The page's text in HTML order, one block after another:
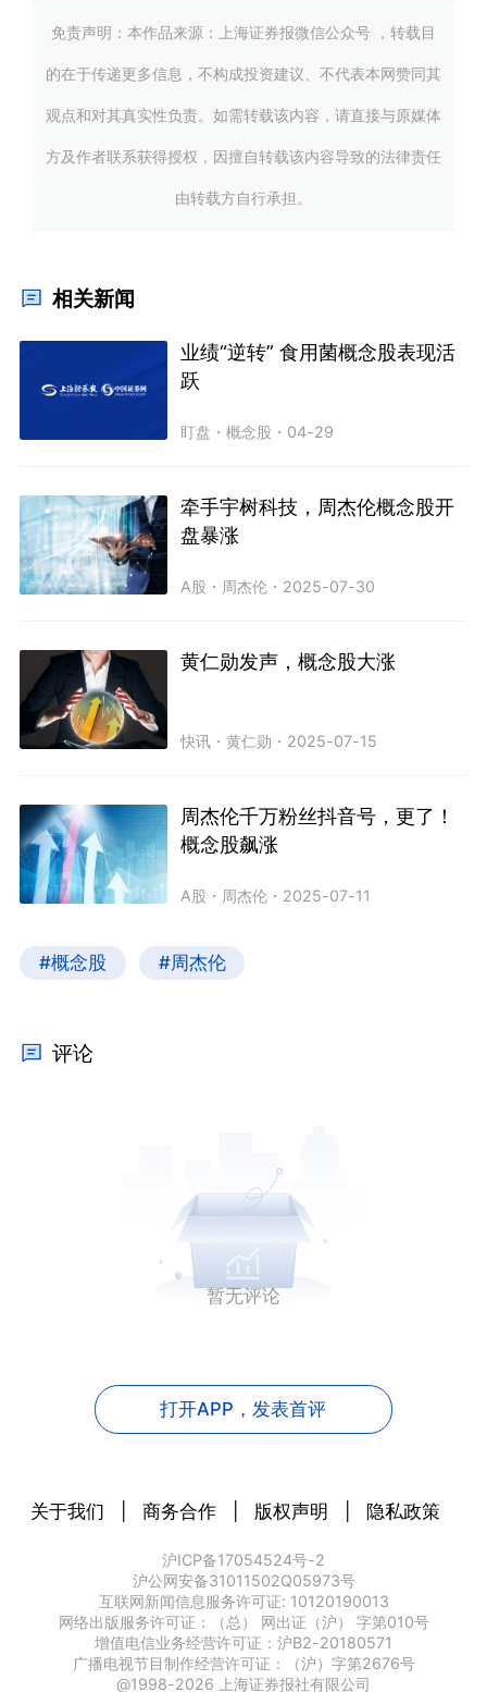
免责声明：本作品来源：上海证券报微信公众号 ，转载目
的在于传递更多信息，不构成投资建议、不代表本网赞同其
观点和对其真实性负责。如需转载该内容，请直接与原媒体
方及作者联系获得授权，因擅自转载该内容导致的法律责任
由转载方自行承担。
相关新闻
业绩“逆转” 食用菌概念股表现活
跃
盯盘 ・概念股 ・ 04-29
牵手宇树科技，周杰伦概念股开
盘暴涨
A股 ・ 周杰伦 ・ 2025-07-30
黄仁勋发声，概念股大涨
快讯 ・黄仁勋 ・ 2025-07-15
周杰伦千万粉丝抖音号，更了！
概念股飙涨
A股 ・ 周杰伦 ・ 2025-07-11
#概念股 #周杰伦
评论
暂无评论
打开APP， 发表首评
关于我们 商务合作 版权声明 隐私政策
沪ICP备17054524号-2
沪公网安备31011502Q05973号
互联网新闻信息服务许可证: 10120190013
网络出版服务许可证：（总） 网出证（沪） 字第010号
增值电信业务经营许可证：沪B2-20180571
广播电视节目制作经营许可证：（沪）字第2676号
@1998-2026 上海证券报社有限公司